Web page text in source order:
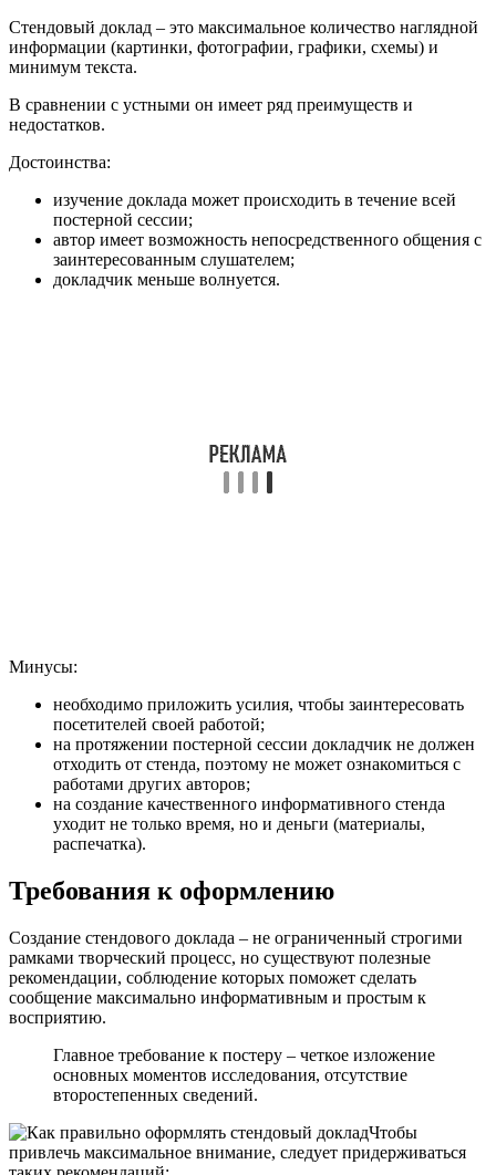
Стендовый доклад – это максимальное количество наглядной
информации (картинки, фотографии, графики, схемы) и
минимум текста.
В сравнении с устными он имеет ряд преимуществ и
недостатков.
Достоинства:
изучение доклада может происходить в течение всей
постерной сессии;
автор имеет возможность непосредственного общения с
заинтересованным слушателем;
докладчик меньше волнуется.
Минусы:
необходимо приложить усилия, чтобы заинтересовать
посетителей своей работой;
на протяжении постерной сессии докладчик не должен
отходить от стенда, поэтому не может ознакомиться с
работами других авторов;
на создание качественного информативного стенда
уходит не только время, но и деньги (материалы,
распечатка).
Требования к оформлению
Создание стендового доклада – не ограниченный строгими
рамками творческий процесс, но существуют полезные
рекомендации, соблюдение которых поможет сделать
сообщение максимально информативным и простым к
восприятию.
Главное требование к постеру – четкое изложение
основных моментов исследования, отсутствие
второстепенных сведений.
Чтобы
привлечь максимальное внимание, следует придерживаться